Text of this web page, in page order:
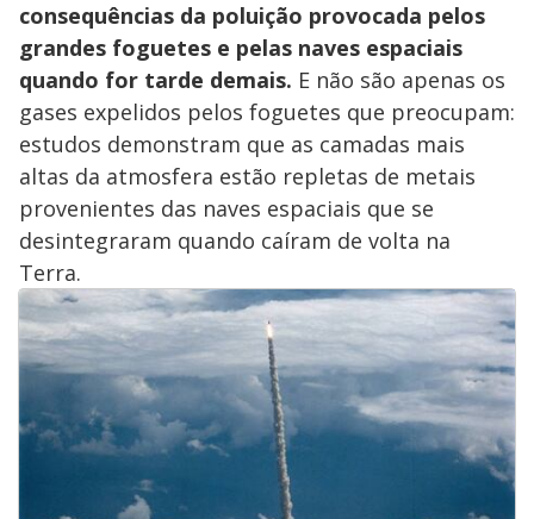
consequências da poluição provocada pelos
grandes foguetes e pelas naves espaciais
quando for tarde demais. E não são apenas os
gases expelidos pelos foguetes que preocupam:
estudos demonstram que as camadas mais
altas da atmosfera estão repletas de metais
provenientes das naves espaciais que se
desintegraram quando caíram de volta na
Terra.